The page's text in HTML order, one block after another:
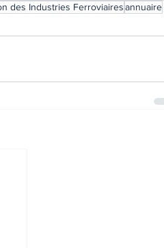
des Industries Ferroviairesannuaire